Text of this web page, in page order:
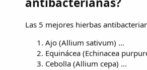
Las 5 mejores hierbas
Ajo (Allium sativum) ...
Equinácea (Echinacea
Cebolla (Allium cepa) ...